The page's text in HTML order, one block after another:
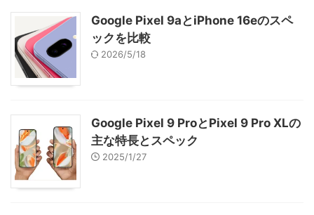
Google Pixel 9aとiPhone 16eのスペ
ックを比較
2026/5/18
Google Pixel 9 ProとPixel 9 Pro XLの
主な特長とスペック
2025/1/27